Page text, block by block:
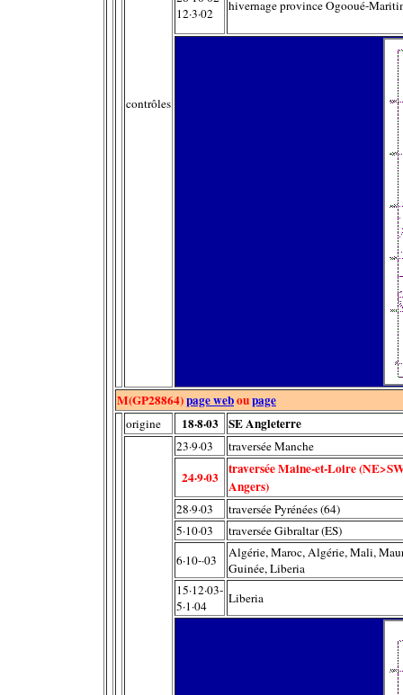
contrôles
12·3·02
hivernage province Ogooué-
M(GP28864)page weboupage
origine 18·8·03 SE Angleterre
23·9·03 traversée Manche
24·9·03 traversée Maine-et-Loire
Angers)
28·9·03
traversée Pyrénées (64)
5·10·03
traversée Gibraltar (ES)
6·10-·03
Algérie, Maroc, Algérie, Mali,
Guinée, Liberia
15·12·03-
5·1·04
Liberia